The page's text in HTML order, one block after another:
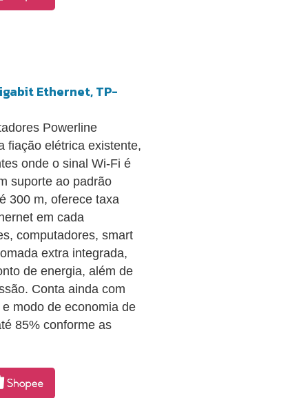
Ethernet, TP-
Powerline
fiação elétrica existente,
onde o sinal Wi-Fi é
suporte ao padrão
300 m, oferece taxa
em cada
computadores, smart
extra integrada,
de energia, além de
Conta ainda com
modo de economia de
85% conforme as